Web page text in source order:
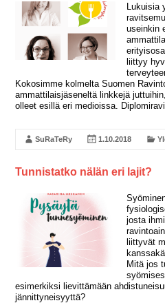
Lukuisia
useinkin
liittyy
Kokosimme kolmelta Suomen
ammattilaisjäseneltä linkkejä
olleet esillä eri medioissa.
SuRaTeRy 1.10.2018
Tunnistatko nälän eri lajit?
josta
liittyvät
Mitä jos
esimerkiksi lievittämään
jännittyneisyyttä?